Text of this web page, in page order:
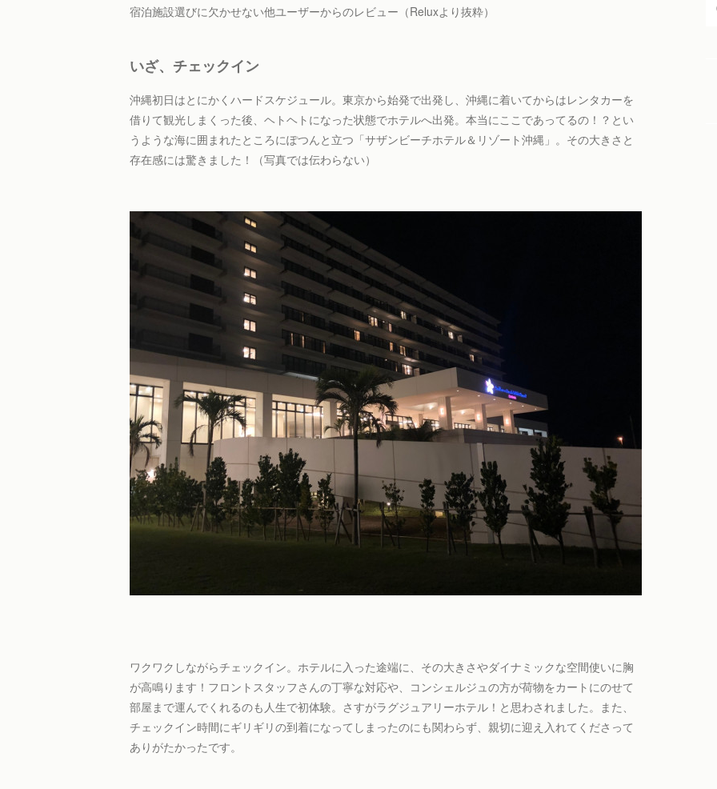
宿泊施設選びに欠かせない他ユーザーからのレビュー（Reluxより抜粋）
いざ、チェックイン
沖縄初日はとにかくハードスケジュール。東京から始発で出発し、沖縄に着いてからはレンタカーを
借りて観光しまくった後、ヘトヘトになった状態でホテルへ出発。本当にここであってるの！？とい
うような海に囲まれたところにぽつんと立つ「サザンビーチホテル＆リゾート沖縄」。その大きさと
存在感には驚きました！（写真では伝わらない）
ワクワクしながらチェックイン。ホテルに入った途端に、その大きさやダイナミックな空間使いに胸
が高鳴ります！フロントスタッフさんの丁寧な対応や、コンシェルジュの方が荷物をカートにのせて
部屋まで運んでくれるのも人生で初体験。さすがラグジュアリーホテル！と思わされました。また、
チェックイン時間にギリギリの到着になってしまったのにも関わらず、親切に迎え入れてくださって
ありがたかったです。